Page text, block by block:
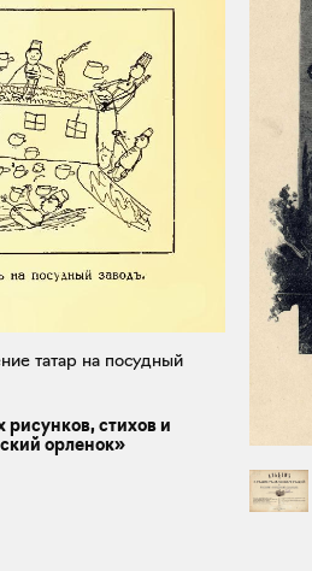
татар на посудный
стихов и
орленок»